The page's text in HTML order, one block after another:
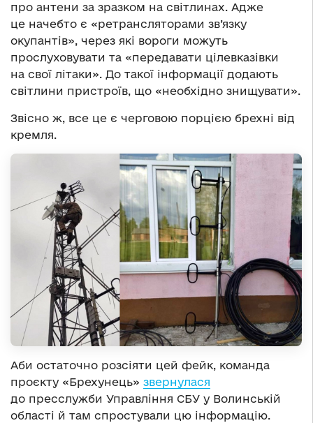
про антени за зразком на світлинах. Адже
це начебто є «ретрансляторами зв’язку
окупантів», через які вороги можуть
прослуховувати та «передавати цілевказівки
на свої літаки». До такої інформації додають
світлини пристроїв, що «необхідно знищувати».
Звісно ж, все це є черговою порцією брехні від
кремля.
Аби остаточно розсіяти цей фейк, команда
проєкту «Брехунець» звернулася
до пресслужби Управління СБУ у Волинській
області й там спростували цю інформацію.